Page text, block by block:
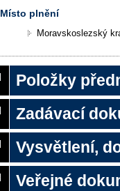
Místo plnění
Moravskoslezský
Položky
Zadávací
Vysvětlení,
Veřejné